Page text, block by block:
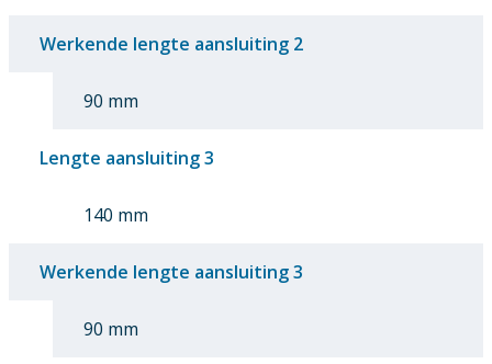
Werkende lengte aansluiting 2
90 mm
Lengte aansluiting 3
140 mm
Werkende lengte aansluiting 3
90 mm